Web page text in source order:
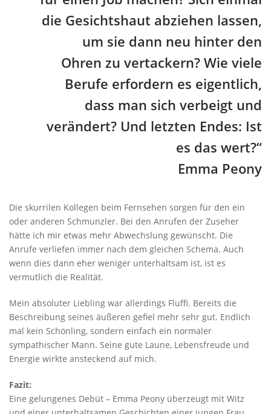
die Gesichtshaut abziehen lassen,
um sie dann neu hinter den
Ohren zu vertackern? Wie viele
Berufe erfordern es eigentlich,
dass man sich verbeigt und
verändert? Und letzten Endes: Ist
es das wert?“
Emma Peony
Die skurrilen Kollegen beim Fernsehen sorgen für den ein
oder anderen Schmunzler. Bei den Anrufen der Zuseher
hätte ich mir etwas mehr Abwechslung gewünscht. Die
Anrufe verliefen immer nach dem gleichen Schema. Auch
wenn dies dann eher weniger unterhaltsam ist, ist es
vermutlich die Realität.
Mein absoluter Liebling war allerdings Fluffi. Bereits die
Beschreibung seines äußeren gefiel mehr sehr gut. Endlich
mal kein Schönling, sondern einfach ein normaler
sympathischer Mann. Seine gute Laune, Lebensfreude und
Energie wirkte ansteckend auf mich.
Fazit:
Eine gelungenes Debüt – Emma Peony überzeugt mit Witz